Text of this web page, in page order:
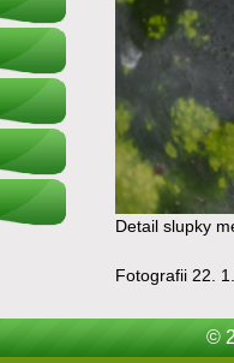
Detail slupky
Fotografii 22.
©